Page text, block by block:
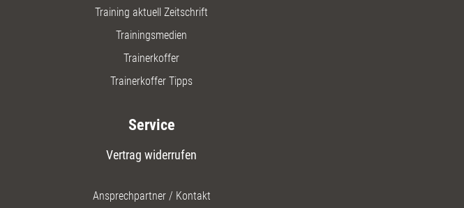
Training aktuell Zeitschrift
Trainingsmedien
Trainerkoffer
Trainerkoffer Tipps
Service
Vertrag widerrufen
Ansprechpartner / Kontakt